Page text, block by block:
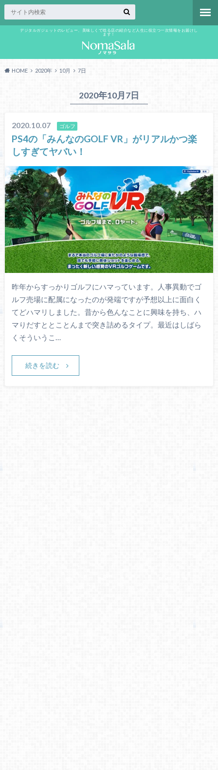
デジタルガジェットのレビュー、美味しくて唸る店の紹介など人生に役立つ一次情報をお届けし
ます！
HOME 2020年 10月 7日
2020年10月7日
2020.10.07 ゴルフ
PS4の「みんなのGOLF VR」がリアルかつ楽
しすぎてヤバい！
昨年からすっかりゴルフにハマっています。人事異動でゴ
ルフ売場に配属になったのが発端ですが予想以上に面白く
てどハマリしました。昔から色んなことに興味を持ち、ハ
マりだすととことんまで突き詰めるタイプ。最近はしばら
くそういうこ…
続きを読む